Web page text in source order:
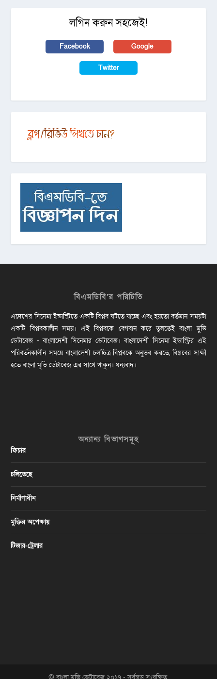
লগিন করুন সহজেই!
Facebook Google
Twitter
বিএমডিবি’র পরিচিতি
এদেশের সিনেমা ইন্ডাস্ট্রিতে একটি বিপ্লব ঘটতে যাচ্ছে এবং হয়তো বর্তমান সময়টা
একটি বিপ্লবকালীন সময়। এই বিপ্লবকে বেগবান করে তুলতেই বাংলা মুভি
ডেটাবেজ - বাংলাদেশী সিনেমার ডেটাবেজ। বাংলাদেশী সিনেমা ইন্ডাস্ট্রির এই
পরিবর্তনকালীন সময়ে বাংলাদেশী চলচ্চিত্র বিপ্লবকে অনুভব করতে, বিপ্লবের সাক্ষী
হতে বাংলা মুভি ডেটাবেজ এর সাথে থাকুন। ধন্যবাদ।
অন্যান্য বিভাগসমূহ
ফিচার
চলিতেছে
নির্মাণাধীন
মুক্তির অপেক্ষায়
টিজার-ট্রেলার